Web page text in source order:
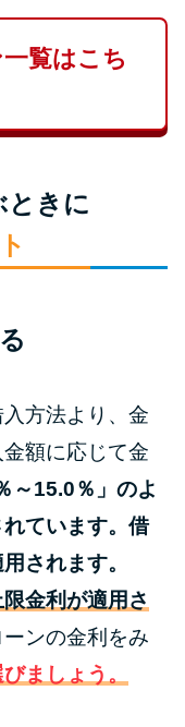
悪質な手口に
と借りた場合
とは?判断の目
い理由
を借りるに
でも審査に通
クか確かめる
っちがいい
の選び方を徹
法を徹底解
覧はこち
ときに
方法より、金
額に応じて金
～15.0％」のよ
ています。借
されます。
金利が適用さ
ンの金利をみ
ましょう。